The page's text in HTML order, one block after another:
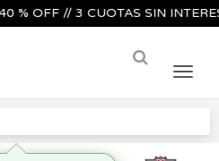
// 3 CUOTAS SIN